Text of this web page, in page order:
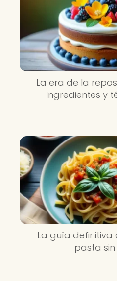
La era de la
Ingredientes y
La guía definitiva
pasta